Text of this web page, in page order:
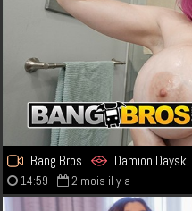
Bang Bros Damion Dayski
14:59 2 mois il y a